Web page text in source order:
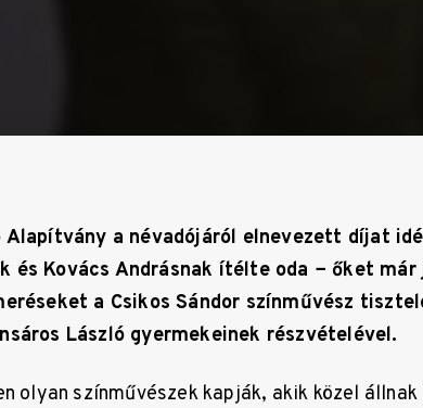
Alapítvány a névadójáról elnevezett díjat
és Kovács Andrásnak ítélte oda − őket
a Csikos Sándor színművész
László gyermekeinek részvételével.
olyan színművészek kapják, akik közel